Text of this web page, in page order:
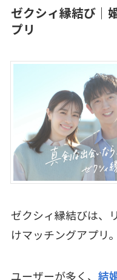
ゼクシィ縁結び｜
プリ
ゼクシィ縁結びは、
けマッチングアプリ。
ユーザーが多く、 結